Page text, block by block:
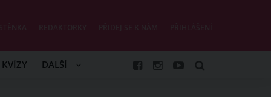
KVÍZY DALŠÍ